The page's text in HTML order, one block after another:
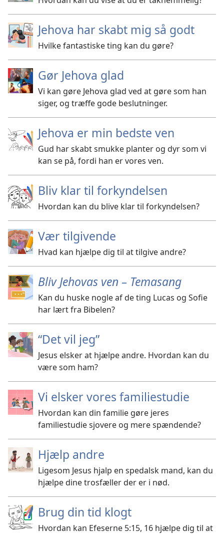
Jehova har skabt mig så godt
Hvilke fantastiske ting kan du gøre?
Gør Jehova glad
Vi kan gøre Jehova glad ved at gøre som han
siger, og træffe gode beslutninger.
Jehova er min bedste ven
Gud har skabt smukke planter og dyr som vi
kan se på, fordi han er vores ven.
Bliv klar til forkyndelsen
Hvordan kan du blive klar til forkyndelsen?
Vær tilgivende
Hvad kan hjælpe dig til at tilgive andre?
Bliv Jehovas ven – Temasang
Kan du huske nogle af de ting Lucas og Sofie
har lært fra Bibelen?
“Det vil jeg”
Jesus elsker at hjælpe andre. Hvordan kan du
være som ham?
Vi elsker vores familiestudie
Hvordan kan din familie gøre jeres
familiestudie sjovere og mere spændende?
Hjælp andre
Ligesom Jesus hjalp en spedalsk mand, kan du
hjælpe dine trosfæller der er i nød.
Brug din tid klogt
Hvordan kan Efeserne 5:15, 16 hjælpe dig til at